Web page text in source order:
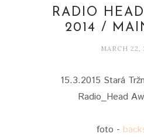
RADIO
2014 /
MARCH 22,
15.3.2015 Stará
Radio_Head
foto -